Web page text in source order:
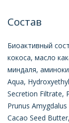
Состав
Биоактивный
кокоса, масло
миндаля,
Aqua,
Secretion Filtrate,
Prunus
Cacao Seed